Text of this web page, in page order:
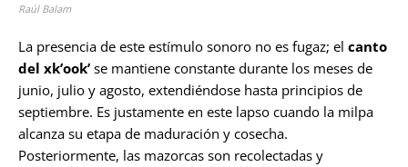
Raúl Balam
La presencia de este estímulo sonoro no es fugaz; el canto
del xk’ook’ se mantiene constante durante los meses de
junio, julio y agosto, extendiéndose hasta principios de
septiembre. Es justamente en este lapso cuando la milpa
alcanza su etapa de maduración y cosecha.
Posteriormente, las mazorcas son recolectadas y